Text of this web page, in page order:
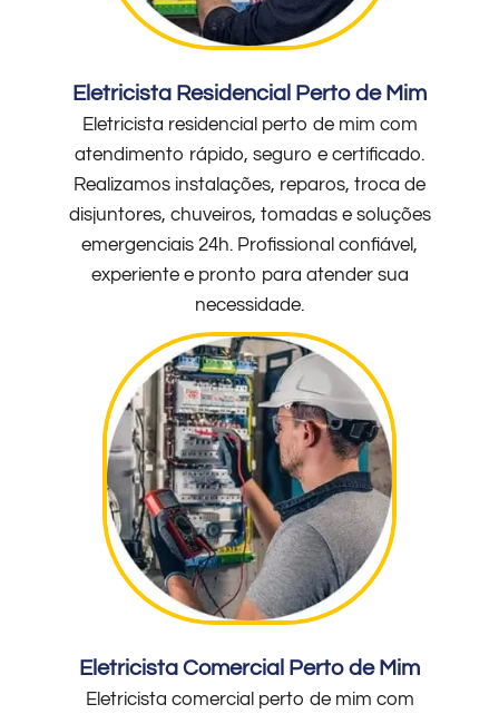
Eletricista Residencial Perto de Mim
Eletricista residencial perto de mim com
atendimento rápido, seguro e certificado.
Realizamos instalações, reparos, troca de
disjuntores, chuveiros, tomadas e soluções
emergenciais 24h. Profissional confiável,
experiente e pronto para atender sua
necessidade.
Eletricista Comercial Perto de Mim
Eletricista comercial perto de mim com